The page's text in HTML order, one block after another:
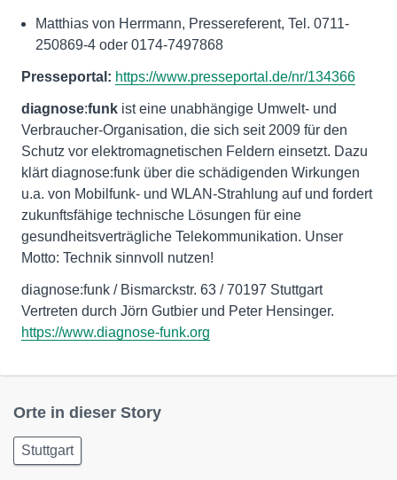
Matthias von Herrmann, Pressereferent, Tel. 0711-
250869-4 oder 0174-7497868
Presseportal: https://www.presseportal.de/nr/134366
diagnose:funk ist eine unabhängige Umwelt- und
Verbraucher-Organisation, die sich seit 2009 für den
Schutz vor elektromagnetischen Feldern einsetzt. Dazu
klärt diagnose:funk über die schädigenden Wirkungen
u.a. von Mobilfunk- und WLAN-Strahlung auf und fordert
zukunftsfähige technische Lösungen für eine
gesundheitsverträgliche Telekommunikation. Unser
Motto: Technik sinnvoll nutzen!
diagnose:funk / Bismarckstr. 63 / 70197 Stuttgart
https://www.diagnose-funk.org
Orte in dieser Story
Stuttgart